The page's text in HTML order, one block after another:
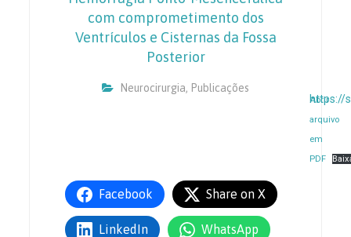
com comprometimento dos
Ventrículos e Cisternas da Fossa
Posterior
Neurocirurgia, Publicações
Abrir
arquivo
em
PDF
https://
Facebook Share on X
LinkedIn WhatsApp